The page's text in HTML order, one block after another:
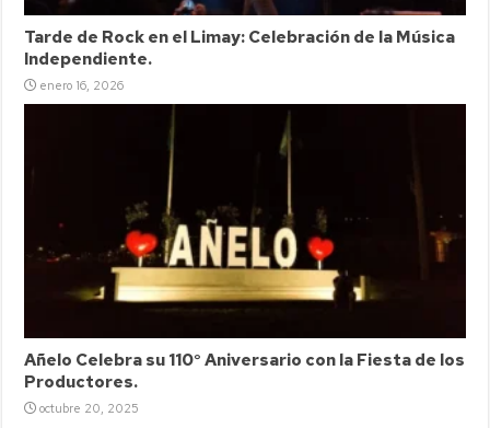
Tarde de Rock en el Limay: Celebración de la Música
Independiente.
enero 16, 2026
Añelo Celebra su 110° Aniversario con la Fiesta de los
Productores.
octubre 20, 2025